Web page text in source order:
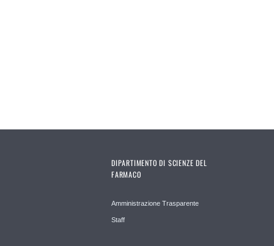
DIPARTIMENTO DI SCIENZE DEL
FARMACO
Amministrazione Trasparente
Staff